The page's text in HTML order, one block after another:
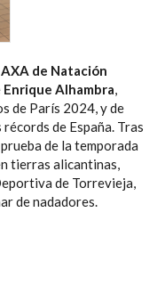
de Natación
Enrique Alhambra,
de París 2024, y de
de España. Tras
de la temporada
tierras alicantinas,
de Torrevieja,
de nadadores.